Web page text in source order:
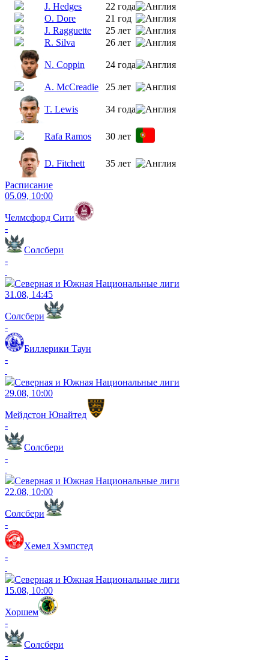
J. Hedges
22 года
O. Dore
21 год
J. Ragguette
25 лет
R. Silva
26 лет
N. Coppin 24 года
A. McCreadie 25 лет
T. Lewis 34 года
Rafa Ramos 30 лет
D. Fitchett 35 лет
Расписание
05.09, 10:00
Челмсфорд Сити
-
Солсбери
-
Северная и Южная Национальные лиги
31.08, 14:45
Солсбери
-
Биллерики Таун
-
Северная и Южная Национальные лиги
29.08, 10:00
Мейдстон Юнайтед
-
Солсбери
-
Северная и Южная Национальные лиги
22.08, 10:00
Солсбери
-
Хемел Хэмпстед
-
Северная и Южная Национальные лиги
15.08, 10:00
Хоршем
-
Солсбери
-